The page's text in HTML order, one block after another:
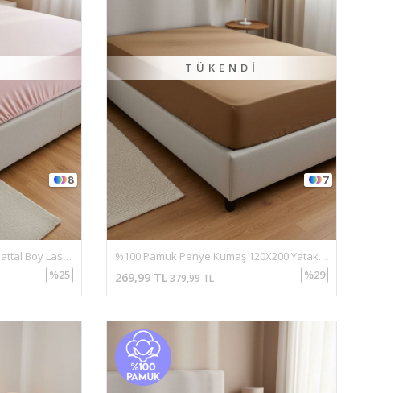
8
%100 Pamuk Penye Kumaş Battal Boy Lastikli Çarşaf Pudra
%25
TÜKENDI
7
%100 Pamuk Penye Kumaş 120X200 Yataklar İçin Lastikli Çarşaf Kahve
269,99 TL379,99 TL %29